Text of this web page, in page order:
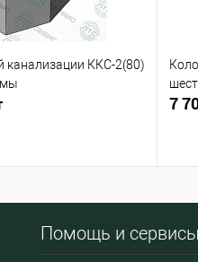
канализации ККС-2(80)
7
Помощь и сервисы